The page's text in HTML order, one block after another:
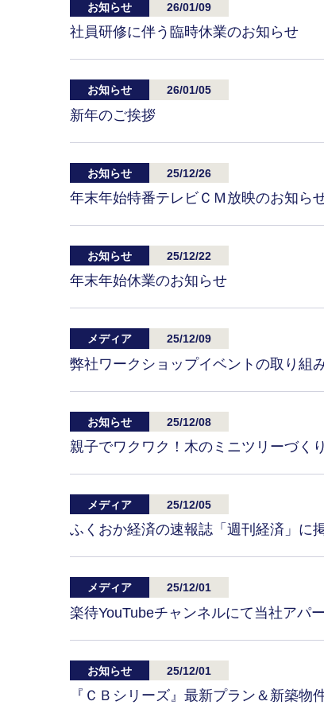
お知らせ 26/01/09
社員研修に伴う臨時休業のお知らせ
お知らせ 26/01/05
新年のご挨拶
お知らせ 25/12/26
年末年始特番テレビＣＭ放映のお知ら
お知らせ 25/12/22
年末年始休業のお知らせ
メディア 25/12/09
弊社ワークショップイベントの取り組
お知らせ 25/12/08
親子でワクワク！木のミニツリーづく
メディア 25/12/05
ふくおか経済の速報誌「週刊経済」に
メディア 25/12/01
楽待YouTubeチャンネルにて当社アパ
お知らせ 25/12/01
『ＣＢシリーズ』最新プラン＆新築